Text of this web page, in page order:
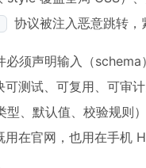
协议被注入恶意跳转，
必须声明输入（
测试、可复用、可审
、默认值、校验规则
官网，也用在手机